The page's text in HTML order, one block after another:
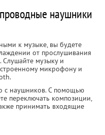
наушники
к музыке, вы будете
от прослушивания
музыку и
микрофону и
с наушников. С помощью
переключать композиции,
принимать входящие